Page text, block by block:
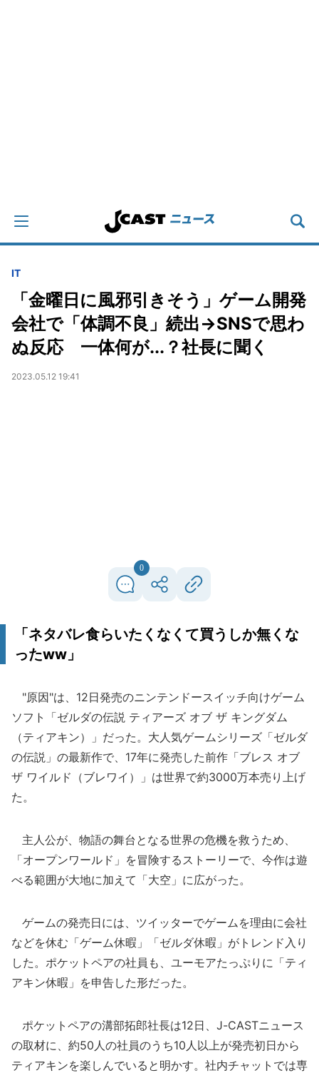
IT
「金曜日に風邪引きそう」ゲーム開発
会社で「体調不良」続出→SNSで思わ
ぬ反応 一体何が...？社長に聞く
2023.05.12 19:41
0
「ネタバレ食らいたくなくて買うしか無くな
ったww」
"原因"は、12日発売のニンテンドースイッチ向けゲーム
ソフト「ゼルダの伝説 ティアーズ オブ ザ キングダム
（ティアキン）」だった。大人気ゲームシリーズ「ゼルダ
の伝説」の最新作で、17年に発売した前作「ブレス オブ
ザ ワイルド（ブレワイ）」は世界で約3000万本売り上げ
た。
主人公が、物語の舞台となる世界の危機を救うため、
「オープンワールド」を冒険するストーリーで、今作は遊
べる範囲が大地に加えて「大空」に広がった。
ゲームの発売日には、ツイッターでゲームを理由に会社
などを休む「ゲーム休暇」「ゼルダ休暇」がトレンド入り
した。ポケットペアの社員も、ユーモアたっぷりに「ティ
アキン休暇」を申告した形だった。
ポケットペアの溝部拓郎社長は12日、J-CASTニュース
の取材に、約50人の社員のうち10人以上が発売初日から
ティアキンを楽しんでいると明かす。社内チャットでは専